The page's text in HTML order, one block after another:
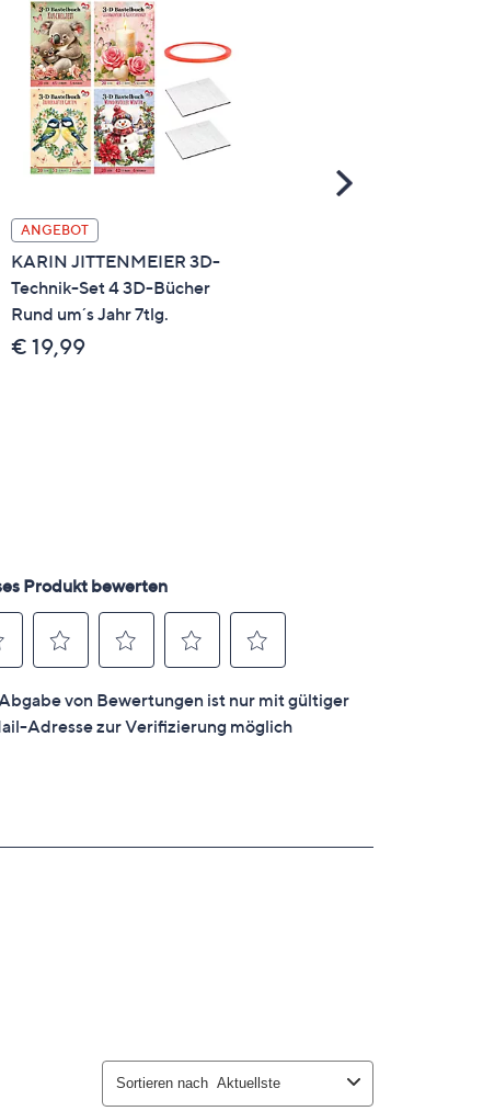
ANGEBOT
KARIN JITTENMEIER 3D-
Technik-Set 4 3D-Bücher
Rund um´s Jahr 7tlg.
€ 19,99
Scroll